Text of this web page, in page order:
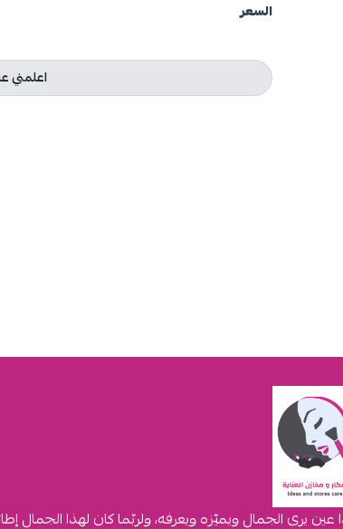
السعر
اعلمني
يرى الجمال ويميّزه ويعرفه، ولربّما كان لهذا الجمال